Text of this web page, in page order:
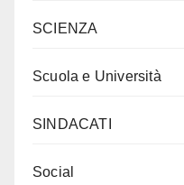
SCIENZA
Scuola e Università
SINDACATI
Social